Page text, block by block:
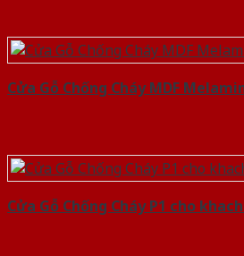
Cửa Gỗ Chống Cháy MDF
Cửa Gỗ Chống Cháy P1 cho